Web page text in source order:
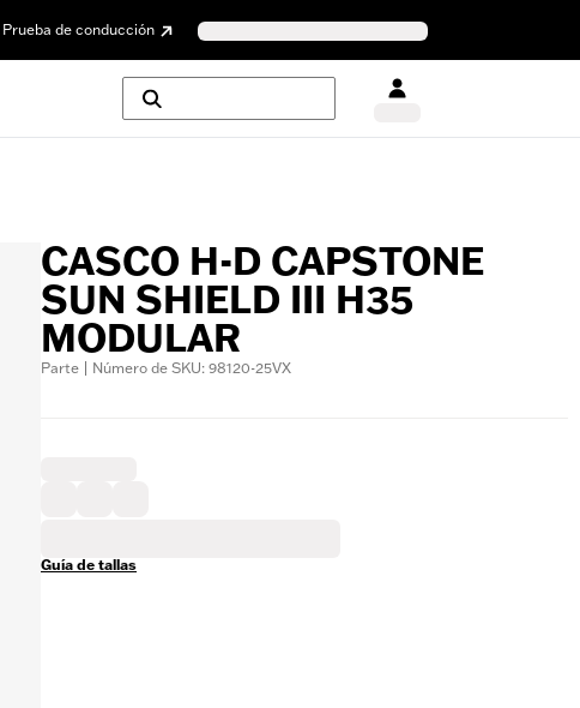
Prueba de conducción
CASCO H-D CAPSTONE
SUN SHIELD III H35
MODULAR
Parte | Número de SKU: 98120-25VX
Guía de tallas